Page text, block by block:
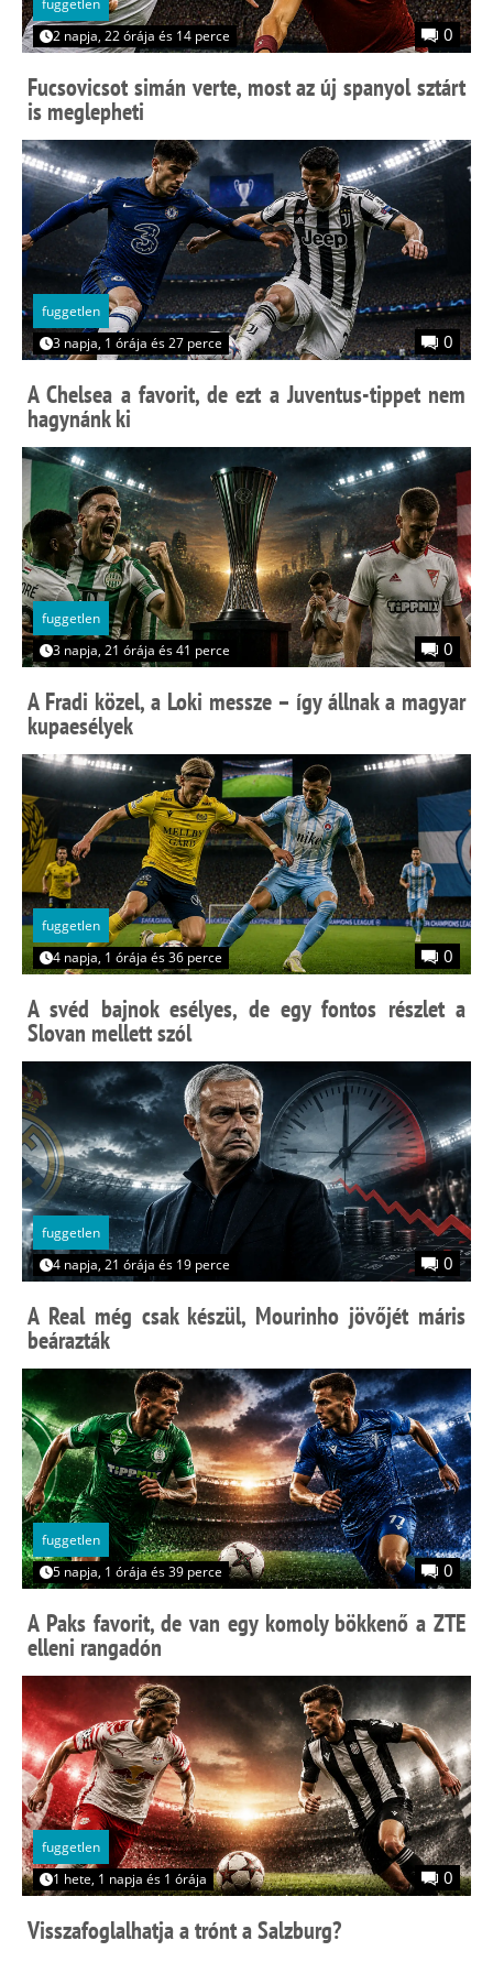
0
fuggetlen
2 napja, 22 órája és 14 perce
Fucsovicsot simán verte, most az új spanyol sztárt
is meglepheti
0
fuggetlen
3 napja, 1 órája és 27 perce
A Chelsea a favorit, de ezt a Juventus-tippet nem
hagynánk ki
0
fuggetlen
3 napja, 21 órája és 41 perce
A Fradi közel, a Loki messze – így állnak a magyar
kupaesélyek
0
fuggetlen
4 napja, 1 órája és 36 perce
A svéd bajnok esélyes, de egy fontos részlet a
Slovan mellett szól
0
fuggetlen
4 napja, 21 órája és 19 perce
A Real még csak készül, Mourinho jövőjét máris
beárazták
0
fuggetlen
5 napja, 1 órája és 39 perce
A Paks favorit, de van egy komoly bökkenő a ZTE
elleni rangadón
0
fuggetlen
1 hete, 1 napja és 1 órája
Visszafoglalhatja a trónt a Salzburg?